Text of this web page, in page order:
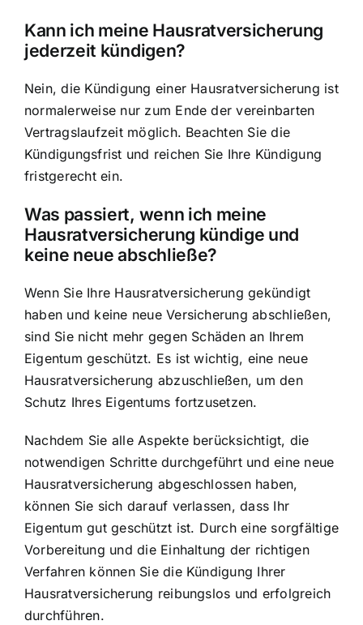
Kann ich meine Hausratversicherung
jederzeit kündigen?
Nein, die Kündigung einer Hausratversicherung ist
normalerweise nur zum Ende der vereinbarten
Vertragslaufzeit möglich. Beachten Sie die
Kündigungsfrist und reichen Sie Ihre Kündigung
fristgerecht ein.
Was passiert, wenn ich meine
Hausratversicherung kündige und
keine neue abschließe?
Wenn Sie Ihre Hausratversicherung gekündigt
haben und keine neue Versicherung abschließen,
sind Sie nicht mehr gegen Schäden an Ihrem
Eigentum geschützt. Es ist wichtig, eine neue
Hausratversicherung abzuschließen, um den
Schutz Ihres Eigentums fortzusetzen.
Nachdem Sie alle Aspekte berücksichtigt, die
notwendigen Schritte durchgeführt und eine neue
Hausratversicherung abgeschlossen haben,
können Sie sich darauf verlassen, dass Ihr
Eigentum gut geschützt ist. Durch eine sorgfältige
Vorbereitung und die Einhaltung der richtigen
Verfahren können Sie die Kündigung Ihrer
Hausratversicherung reibungslos und erfolgreich
durchführen.